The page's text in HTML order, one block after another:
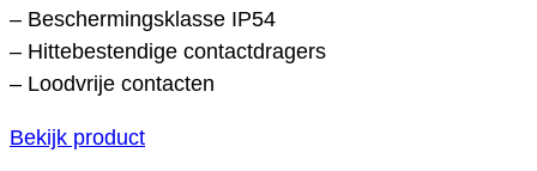
– Beschermingsklasse IP54
– Hittebestendige contactdragers
– Loodvrije contacten
Bekijk product